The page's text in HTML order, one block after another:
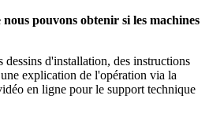
pouvons obtenir si les machines
d'installation, des instructions
explication de l'opération via la
en ligne pour le support technique